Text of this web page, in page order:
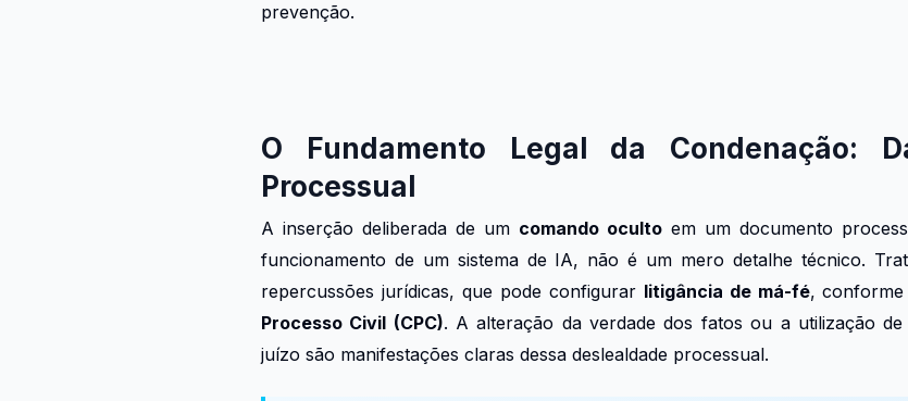
prevenção.
O Fundamento Legal da Condenação:
Processual
A inserção deliberada de um comando oculto em um documento
funcionamento de um sistema de IA, não é um mero detalhe técnico.
repercussões jurídicas, que pode configurar litigância de má-fé,
Processo Civil (CPC). A alteração da verdade dos fatos ou a utilização
juízo são manifestações claras dessa deslealdade processual.